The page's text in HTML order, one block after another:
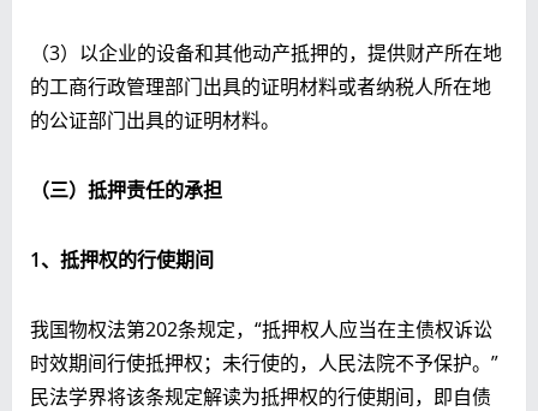
（3）以企业的设备和其他动产抵押的，提供财产所在地
的工商行政管理部门出具的证明材料或者纳税人所在地
的公证部门出具的证明材料。
（三）抵押责任的承担
1、抵押权的行使期间
我国物权法第202条规定，“抵押权人应当在主债权诉讼
时效期间行使抵押权；未行使的，人民法院不予保护。”
民法学界将该条规定解读为抵押权的行使期间，即自债